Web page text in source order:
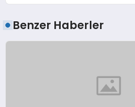
Benzer Haberler